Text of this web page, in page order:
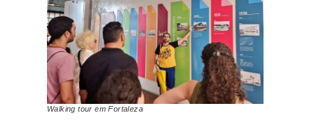
Walking tour em Fortaleza